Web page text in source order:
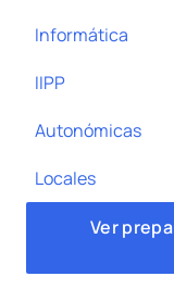
Informática
IIPP
Autonómicas
Locales
Ver